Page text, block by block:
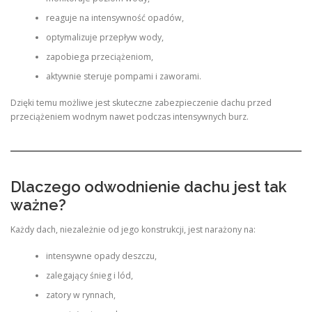
reaguje na intensywność opadów,
optymalizuje przepływ wody,
zapobiega przeciążeniom,
aktywnie steruje pompami i zaworami.
Dzięki temu możliwe jest skuteczne zabezpieczenie dachu przed
przeciążeniem wodnym nawet podczas intensywnych burz.
Dlaczego odwodnienie dachu jest tak
ważne?
Każdy dach, niezależnie od jego konstrukcji, jest narażony na:
intensywne opady deszczu,
zalegający śnieg i lód,
zatory w rynnach,